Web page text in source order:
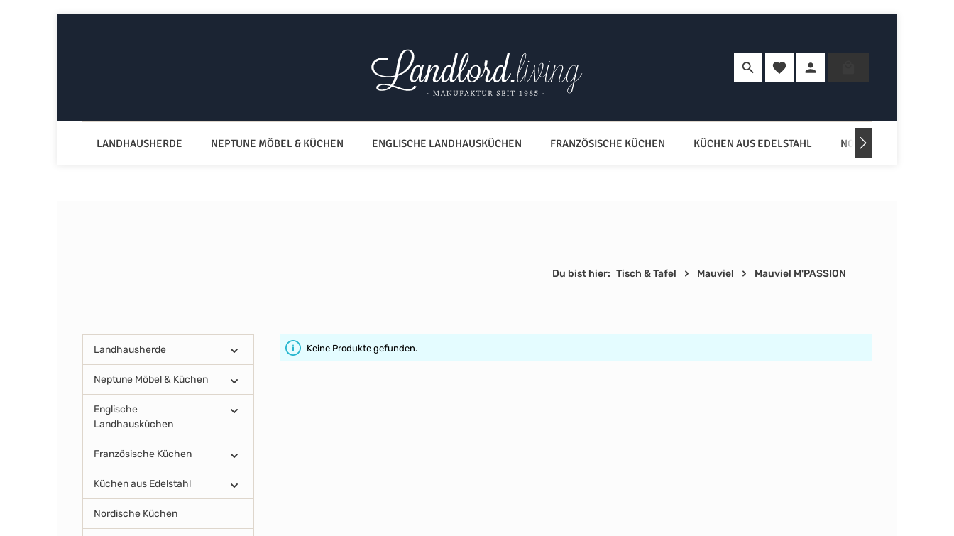
Du hast 0 Produkte auf dem Merkzettel
LANDHAUSHERDE NEPTUNE MÖBEL & KÜCHEN ENGLISCHE LANDHAUSKÜCHEN FRANZÖSISCHE KÜCHEN KÜCHEN AUS EDELSTAHL NORDISCHE KÜCHEN
Du bist hier: Tisch & Tafel Mauviel Mauviel M'PASSION
Landhausherde
Neptune Möbel & Küchen
Englische
Landhausküchen
Französische Küchen
Küchen aus Edelstahl
Nordische Küchen
Keine Produkte gefunden.